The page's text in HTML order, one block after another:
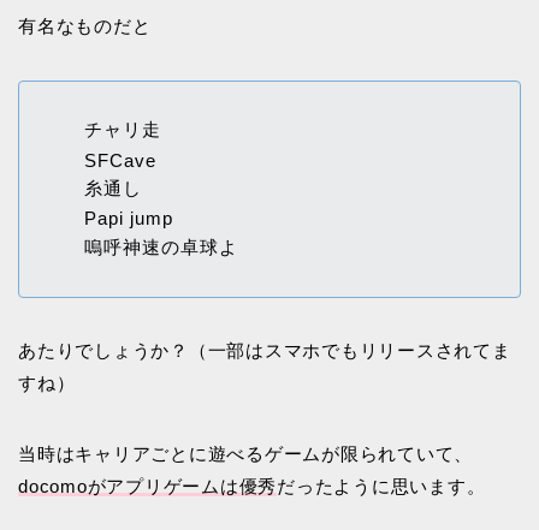
有名なものだと
チャリ走
SFCave
糸通し
Papi jump
嗚呼神速の卓球よ
あたりでしょうか？（一部はスマホでもリリースされてま
すね）
当時はキャリアごとに遊べるゲームが限られていて、
docomoがアプリゲームは優秀だったように思います。